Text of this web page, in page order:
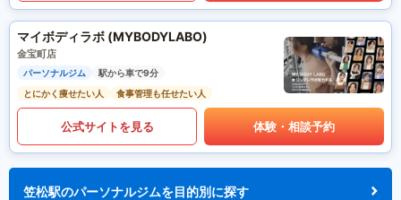
マイボディラボ (MYBODYLABO)
金宝町店
パーソナルジム
駅から車で9分
とにかく痩せたい人
食事管理も任せたい人
公式サイトを見る 体験・相談予約
笠松駅のパーソナルジムを目的別に探す